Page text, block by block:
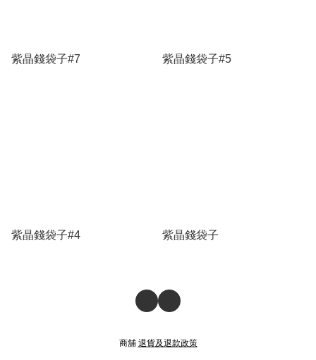
紫晶錢袋子#7 紫晶錢袋子#5
紫晶錢袋子#4 紫晶錢袋子
商舖 退貨及退款政策